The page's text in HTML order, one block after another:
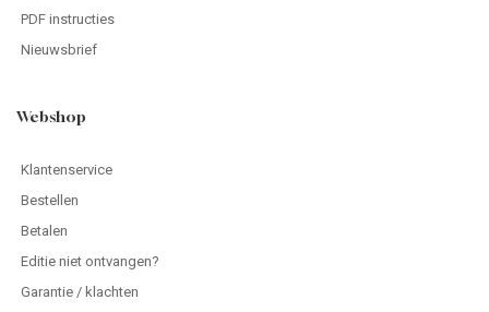
PDF instructies
Nieuwsbrief
Webshop
Klantenservice
Bestellen
Betalen
Editie niet ontvangen?
Garantie / klachten